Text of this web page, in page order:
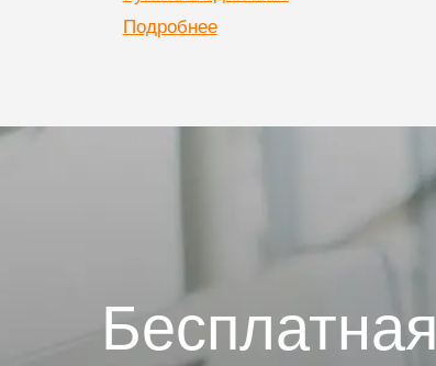
Подробнее
Бесплатная